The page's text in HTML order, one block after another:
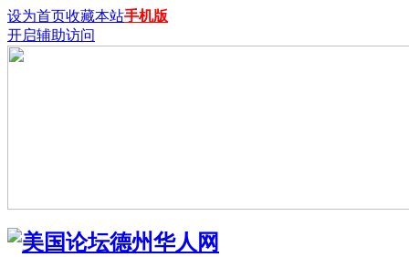
设为首页收藏本站手机版
开启辅助访问